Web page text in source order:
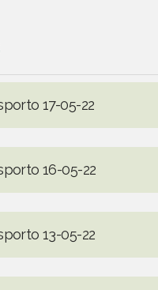
17-05-22
16-05-22
13-05-22